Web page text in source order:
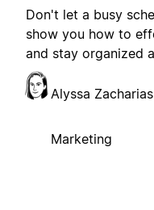
Don't let a busy
show you how to
and stay organized
Alyssa Zacharias
Marketing